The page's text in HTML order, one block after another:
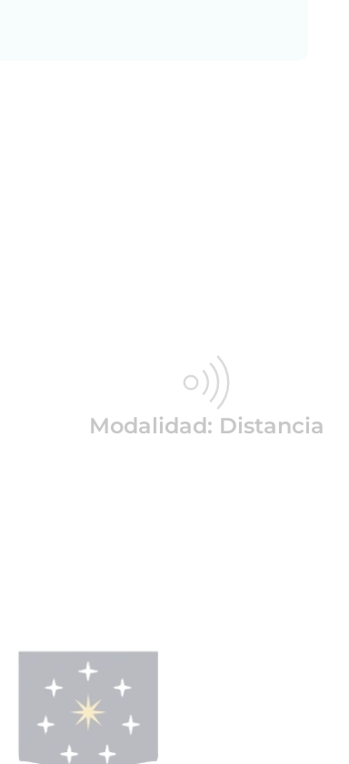
Modalidad: Distancia